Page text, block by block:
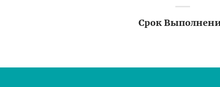
Срок